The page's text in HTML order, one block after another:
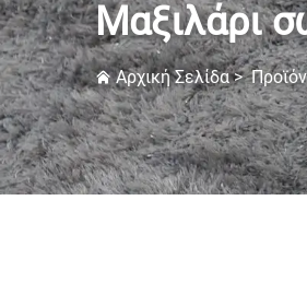
Μαξιλάρι
Αρχική Σελίδα>